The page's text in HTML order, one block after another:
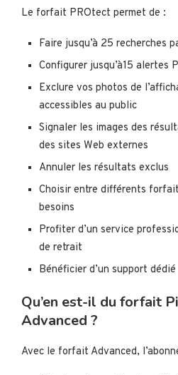
Le forfait PROtect permet de :
Faire jusqu’à 25 recherches
Configurer jusqu’à15 alertes
Exclure vos photos de
accessibles au public
Signaler les images des
des sites Web externes
Annuler les résultats exclus
Choisir entre différents
besoins
Profiter d’un service
de retrait
Bénéficier d’un support dédié
Qu’en est-il du forfait
Advanced ?
Avec le forfait Advanced,